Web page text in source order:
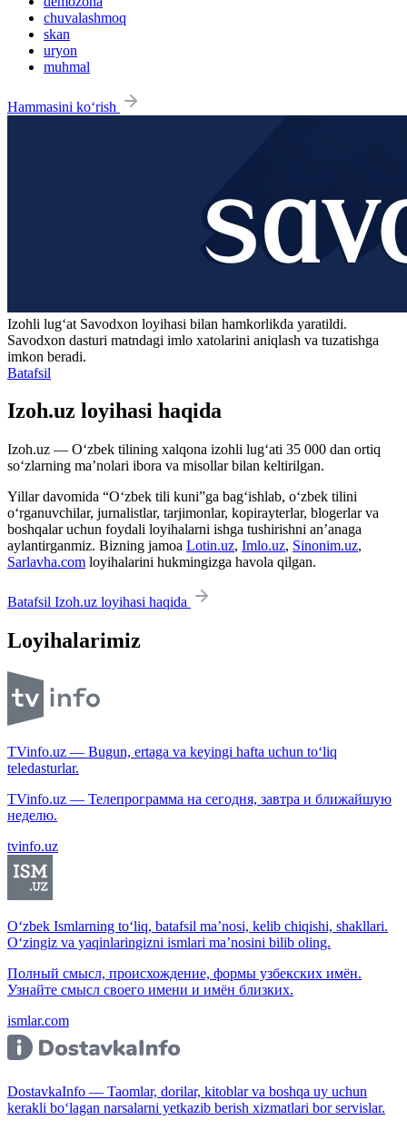
chuvalashmoq
skan
uryon
muhmal
Hammasini ko‘rish
Izohli lugʻat Savodxon loyihasi bilan hamkorlikda yaratildi.
Savodxon dasturi matndagi imlo xatolarini aniqlash va tuzatishga
imkon beradi.
Batafsil
Izoh.uz loyihasi haqida
Izoh.uz — O‘zbek tilining xalqona izohli lug‘ati 35 000 dan ortiq
so‘zlarning ma’nolari ibora va misollar bilan keltirilgan.
Yillar davomida “O‘zbek tili kuni”ga bag‘ishlab, o‘zbek tilini
o‘rganuvchilar, jurnalistlar, tarjimonlar, kopirayterlar, blogerlar va
boshqalar uchun foydali loyihalarni ishga tushirishni an’anaga
aylantirganmiz. Bizning jamoa Lotin.uz, Imlo.uz, Sinonim.uz,
Sarlavha.com loyihalarini hukmingizga havola qilgan.
Batafsil Izoh.uz loyihasi haqida
Loyihalarimiz
TVinfo.uz — Bugun, ertaga va keyingi hafta uchun to‘liq
teledasturlar.
TVinfo.uz — Телепрограмма на сегодня, завтра и ближайшую
неделю.
tvinfo.uz
O‘zbek Ismlarning to‘liq, batafsil ma’nosi, kelib chiqishi, shakllari.
O‘zingiz va yaqinlaringizni ismlari ma’nosini bilib oling.
Полный смысл, происхождение, формы узбекских имён.
Узнайте смысл своего имени и имён близких.
ismlar.com
DostavkaInfo — Taomlar, dorilar, kitoblar va boshqa uy uchun
kerakli bo‘lagan narsalarni yetkazib berish xizmatlari bor servislar.